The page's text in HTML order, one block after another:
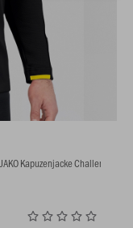
JAKO Kapuzenjacke Challenge